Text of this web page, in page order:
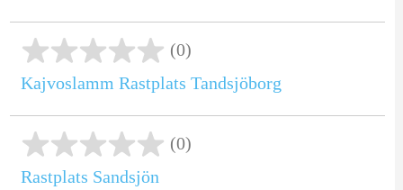
(0)
Kajvoslamm Rastplats Tandsjöborg
(0)
Rastplats Sandsjön